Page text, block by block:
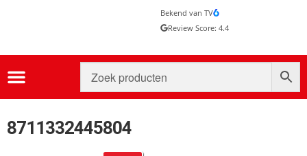
Bekend van TV
Review Score: 4.4
8711332445804